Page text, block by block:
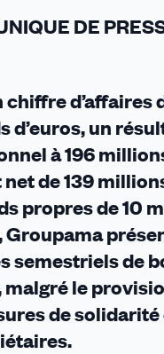
DE
chiffre d’affaires
d’euros, un
à 196
de 139
propres de 10
Groupama
semestriels de
le
de solidarité